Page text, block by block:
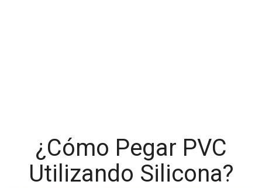
¿Cómo Pegar PVC
Utilizando Silicona?